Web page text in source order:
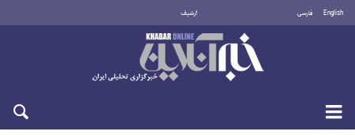
English فارسی أرشيف